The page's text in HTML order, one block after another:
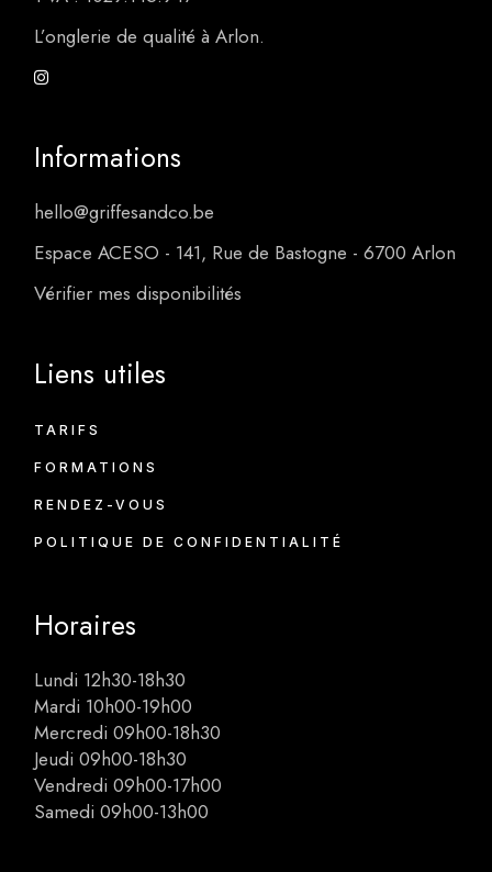
L’onglerie de qualité à Arlon.
Informations
hello@griffesandco.be
Espace ACESO - 141, Rue de Bastogne - 6700 Arlon
Vérifier mes disponibilités
Liens utiles
TARIFS
FORMATIONS
RENDEZ-VOUS
POLITIQUE DE CONFIDENTIALITÉ
Horaires
Lundi 12h30-18h30
Mardi 10h00-19h00
Mercredi 09h00-18h30
Jeudi 09h00-18h30
Vendredi 09h00-17h00
Samedi 09h00-13h00